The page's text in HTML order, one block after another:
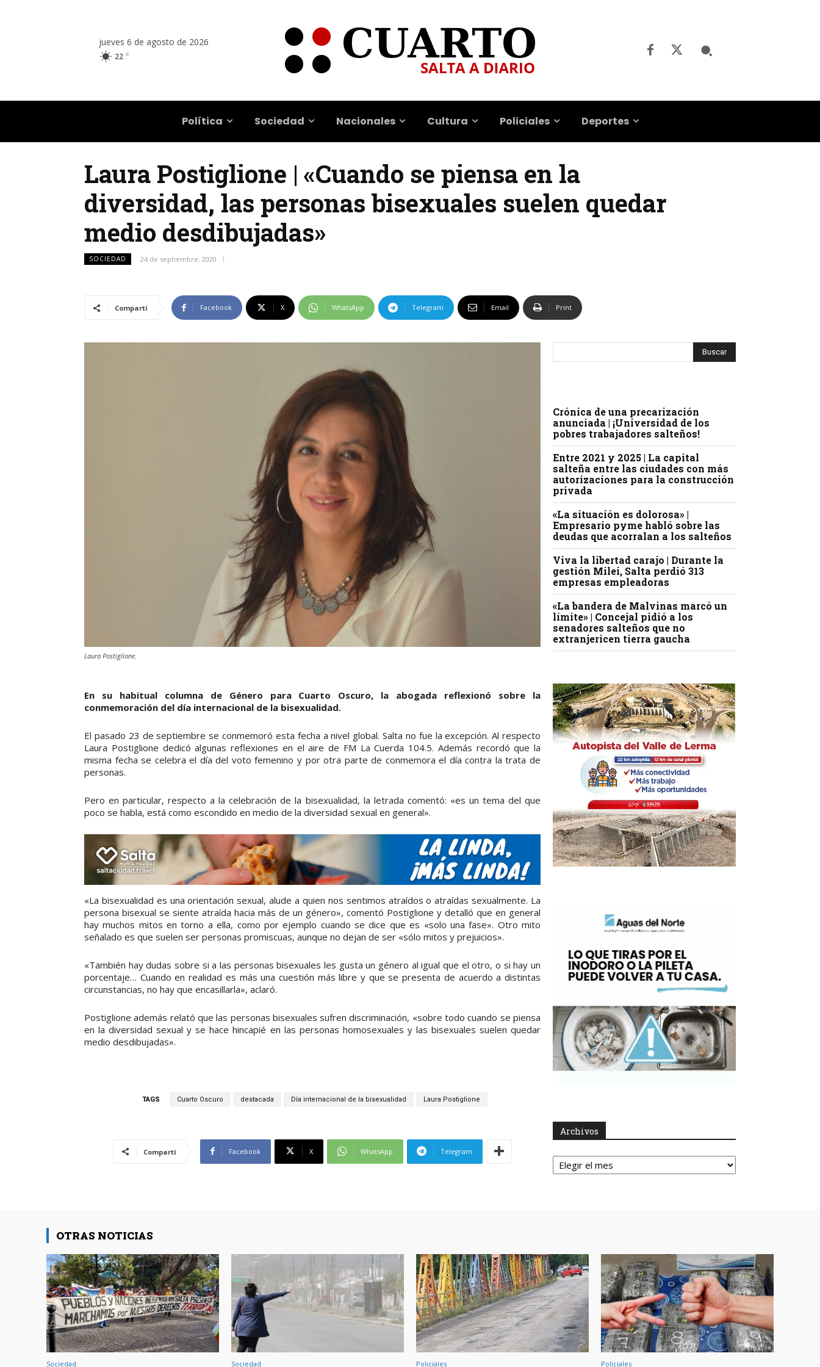
jueves 6 de agosto de 2026
22 C
Política Sociedad Nacionales Cultura Policiales Deportes
Laura Postiglione | «Cuando se piensa en la
diversidad, las personas bisexuales suelen quedar
medio desdibujadas»
SOCIEDAD 24 de septiembre, 2020
Compartí Facebook X WhatsApp Telegram Email Print
Laura Postiglione.
En su habitual columna de Género para Cuarto Oscuro, la abogada reflexionó sobre la
conmemoración del día internacional de la bisexualidad.
El pasado 23 de septiembre se conmemoró esta fecha a nivel global. Salta no fue la excepción. Al respecto
Laura Postiglione dedicó algunas reflexiones en el aire de FM La Cuerda 104.5. Además recordó que la
misma fecha se celebra el día del voto femenino y por otra parte de conmemora el día contra la trata de
personas.
Pero en particular, respecto a la celebración de la bisexualidad, la letrada comentó: «es un tema del que
poco se habla, está como escondido en medio de la diversidad sexual en general».
«La bisexualidad es una orientación sexual, alude a quien nos sentimos atraídos o atraídas sexualmente. La
persona bisexual se siente atraída hacia más de un género», comentó Postiglione y detalló que en general
hay muchos mitos en torno a ella, como por ejemplo cuando se dice que es «solo una fase». Otro mito
señalado es que suelen ser personas promiscuas, aunque no dejan de ser «sólo mitos y prejuicios».
«También hay dudas sobre si a las personas bisexuales les gusta un género al igual que el otro, o si hay un
porcentaje… Cuando en realidad es más una cuestión más libre y que se presenta de acuerdo a distintas
circunstancias, no hay que encasillarla», aclaró.
Postiglione además relató que las personas bisexuales sufren discriminación, «sobre todo cuando se piensa
en la diversidad sexual y se hace hincapié en las personas homosexuales y las bisexuales suelen quedar
medio desdibujadas».
TAGS Cuarto Oscuro destacada Día internacional de la bisexualidad Laura Postiglione
Compartí Facebook X WhatsApp Telegram
Crónica de una precarización
anunciada | ¡Universidad de los
pobres trabajadores salteños!
Entre 2021 y 2025 | La capital
salteña entre las ciudades con más
autorizaciones para la construcción
privada
«La situación es dolorosa» |
Empresario pyme habló sobre las
deudas que acorralan a los salteños
Viva la libertad carajo | Durante la
gestión Milei, Salta perdió 313
empresas empleadoras
«La bandera de Malvinas marcó un
límite» | Concejal pidió a los
senadores salteños que no
extranjericen tierra gaucha
Archivos
Archivos
OTRAS NOTICIAS
Sociedad Sociedad Policiales Policiales